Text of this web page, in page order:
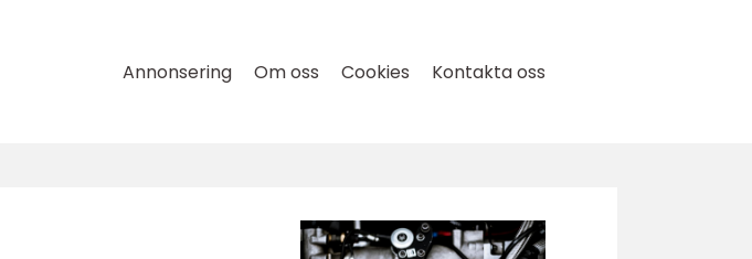
Annonsering Om oss Cookies Kontakta oss